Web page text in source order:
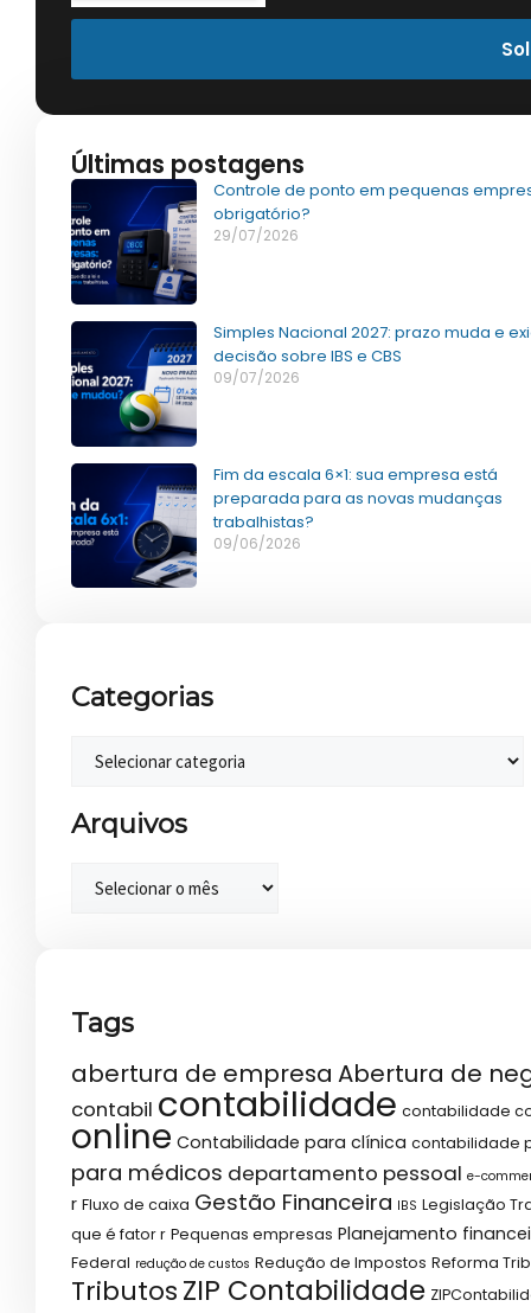
Últimas postagens
Controle de ponto em pequenas
obrigatório?
29/07/2026
Simples Nacional 2027: prazo muda e
decisão sobre IBS e CBS
09/07/2026
Fim da escala 6×1: sua empresa está
preparada para as novas mudanças
trabalhistas?
09/06/2026
Categorias
Arquivos
Tags
abertura de empresa Abertura de
contabil contabilidade contabilidade
online Contabilidade para clínica contabilidade
para médicos departamento pessoal e-
r Fluxo de caixa Gestão Financeira IBS Legislação
que é fator r Pequenas empresas Planejamento
Federal redução de custos Redução de Impostos Reforma
TributosZIP Contabilidade